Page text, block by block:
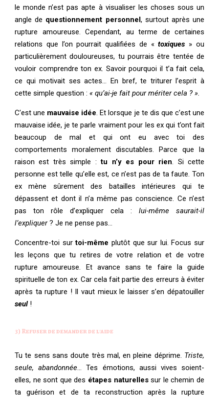
le monde n’est pas apte à visualiser les choses sous un
angle de questionnement personnel, surtout après une
rupture amoureuse. Cependant, au terme de certaines
relations que l’on pourrait qualifiées de «toxiques » ou
particulièrement douloureuses, tu pourrais être tentée de
vouloir comprendre ton ex. Savoir pourquoi il t’a fait cela,
ce qui motivait ses actes… En bref, te triturer l’esprit à
cette simple question : « qu’ai-je fait pour mériter cela ? ».
C’est une mauvaise idée. Et lorsque je te dis que c’est une
mauvaise idée, je te parle vraiment pour les ex qui t’ont fait
beaucoup de mal et qui ont eu avec toi des
comportements moralement discutables. Parce que la
raison est très simple :tu n’y es pour rien. Si cette
personne est telle qu’elle est, ce n’est pas de ta faute. Ton
ex mène sûrement des batailles intérieures qui te
dépassent et dont il n’a même pas conscience. Ce n’est
pas ton rôle d’expliquer cela : lui-même saurait-il
l’expliquer? Je ne pense pas…
Concentre-toi surtoi-même plutôt que sur lui. Focus sur
les leçons que tu retires de votre relation et de votre
rupture amoureuse. Et avance sans te faire la guide
spirituelle de ton ex. Car cela fait partie des erreurs à éviter
après ta rupture ! Il vaut mieux le laisser s’en dépatouiller
seul !
3) Refuser de demander de l'aide
Tu te sens sans doute très mal, en pleine déprime. Triste,
seule, abandonnée… Tes émotions, aussi vives soient-
elles, ne sont que des étapes naturellessur le chemin de
ta guérison et de ta reconstruction après la rupture